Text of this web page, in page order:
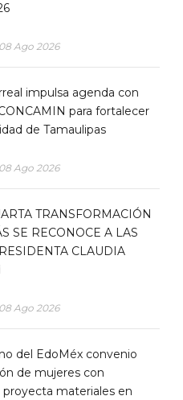
08 Ago 2026
impulsa agenda con
para fortalecer
de Tamaulipas
08 Ago 2026
TRANSFORMACIÓN
SE RECONOCE A LAS
CLAUDIA
08 Ago 2026
del EdoMéx convenio
de mujeres con
proyecta materiales en